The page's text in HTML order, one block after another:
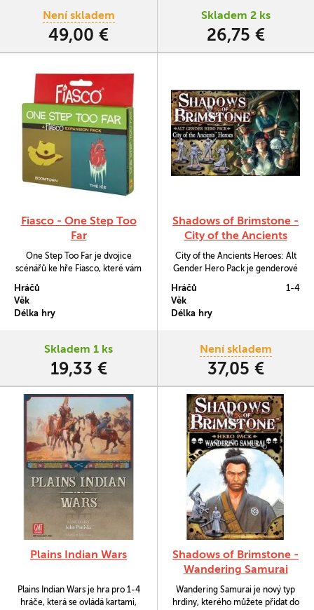
Není skladem
49,00 €
Skladem 2 ks
26,75 €
Fiasco - One Step Too
Far
One Step Too Far je dvojice
scénářů ke hře Fiasco, které vám
začíná až na okraji civilizace.
Hráčů
Věk
Délka hry
Skladem 1 ks
19,33 €
Shadows of Brimstone -
City of the Ancients
Heroes: Alt Gender Hero
Pack
City of the Ancients Heroes: Alt
Gender Hero Pack je genderové
Brimstone. Obsahuje hrdiny ze
základní hry City of Ancients,
tentokrát však v opačných
veškerou výbavu, takže je můžete
použít do jakékoliv hry ze série
Shadows of Brimstone.…
Hráčů
1-4
Věk
Délka hry
Není skladem
37,05 €
Plains Indian Wars
Plains Indian Wars je hra pro 1-4
hráče, která se ovládá kartami,
Shadows of Brimstone -
Wandering Samurai
Wandering Samurai je nový typ
hrdiny, kterého můžete přidat do